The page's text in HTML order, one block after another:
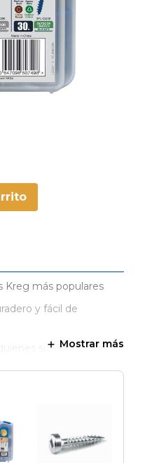
Kreg más populares
y fácil de
son nuevos en el
al realizar reparaciones
Mostrar más